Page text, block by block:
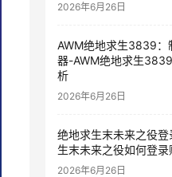
2026年6月26日
AWM绝地求生3839：
器-AWM绝地求生
析
2026年6月26日
绝地求生末未来之役
生末未来之役如何登
2026年6月26日